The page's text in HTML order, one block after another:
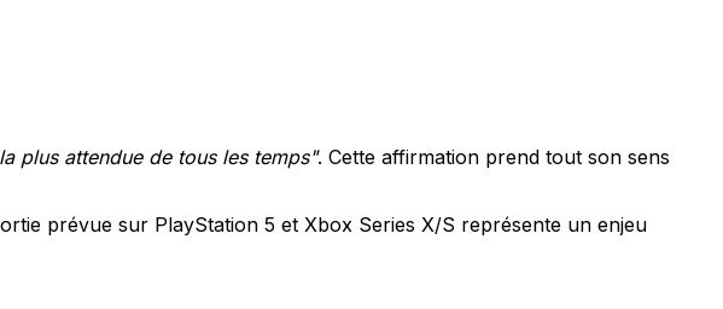
plus attendue de tous les temps". Cette affirmation prend tout son sens
prévue sur PlayStation 5 et Xbox Series X/S représente un enjeu